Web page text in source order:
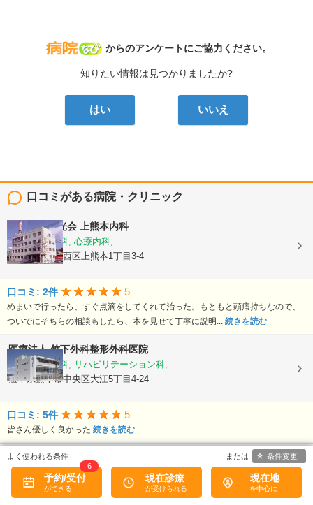
病院なび
からのアンケートにご協力ください。
知りたい情報は見つかりましたか?
はい いいえ
口コミがある病院・クリニック
医療法人陽光会 上熊本内科
内科, 神経内科, 心療内科, ...
熊本県熊本市西区上熊本1丁目3-4
口コミ: 2件 5
めまいで行ったら、すぐ点滴をしてくれて治った。もともと頭痛持ちなので、
ついでにそちらの相談もしたら、本を見せて丁寧に説明... 続きを読む
医療法人竹下外科整形外科医院
外科, 整形外科, リハビリテーション科, ...
熊本県熊本市中央区大江5丁目4-24
口コミ: 5件 5
皆さん優しく良かった 続きを読む
医療法人社団美銀
内科, 胃腸科, 循環器科, ...
熊本県熊本市西区花園1丁目20-60
予約/受付
6
現在診療 現在地
条件変更